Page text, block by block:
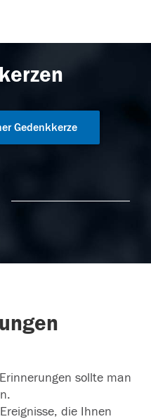
Gedenkkerze
sollte man
die Ihnen